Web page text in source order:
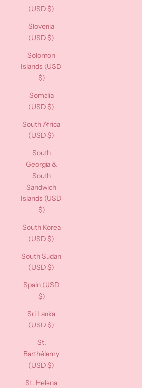
(USD $)
Slovenia
(USD $)
Solomon
Islands (USD
$)
Somalia
(USD $)
South Africa
(USD $)
South
Georgia &
South
Sandwich
Islands (USD
$)
South Korea
(USD $)
South Sudan
(USD $)
Spain (USD
$)
Sri Lanka
(USD $)
St.
Barthélemy
(USD $)
St. Helena